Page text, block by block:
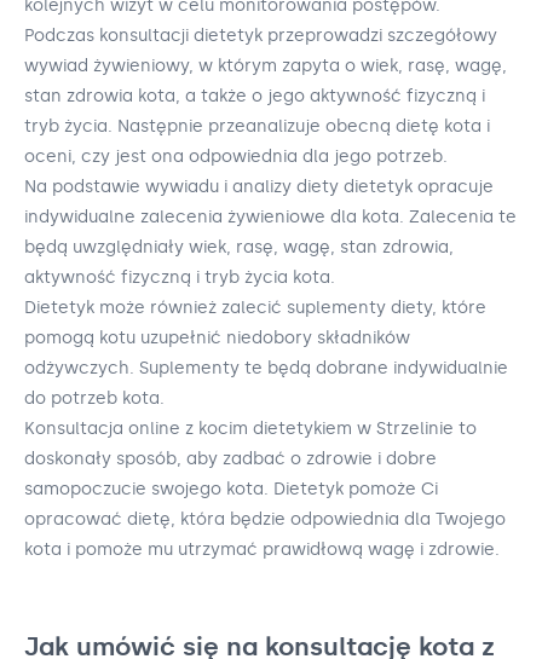
kolejnych wizyt w celu monitorowania postępów.
Podczas konsultacji dietetyk przeprowadzi szczegółowy
wywiad żywieniowy, w którym zapyta o wiek, rasę, wagę,
stan zdrowia kota, a także o jego aktywność fizyczną i
tryb życia. Następnie przeanalizuje obecną dietę kota i
oceni, czy jest ona odpowiednia dla jego potrzeb.
Na podstawie wywiadu i analizy diety dietetyk opracuje
indywidualne zalecenia żywieniowe dla kota. Zalecenia te
będą uwzględniały wiek, rasę, wagę, stan zdrowia,
aktywność fizyczną i tryb życia kota.
Dietetyk może również zalecić suplementy diety, które
pomogą kotu uzupełnić niedobory składników
odżywczych. Suplementy te będą dobrane indywidualnie
do potrzeb kota.
Konsultacja online z kocim dietetykiem w Strzelinie to
doskonały sposób, aby zadbać o zdrowie i dobre
samopoczucie swojego kota. Dietetyk pomoże Ci
opracować dietę, która będzie odpowiednia dla Twojego
kota i pomoże mu utrzymać prawidłową wagę i zdrowie.
Jak umówić się na konsultację kota z